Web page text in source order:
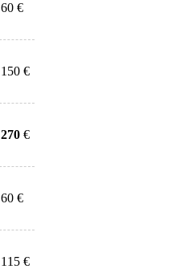
60 €
150 €
270 €
60 €
115 €